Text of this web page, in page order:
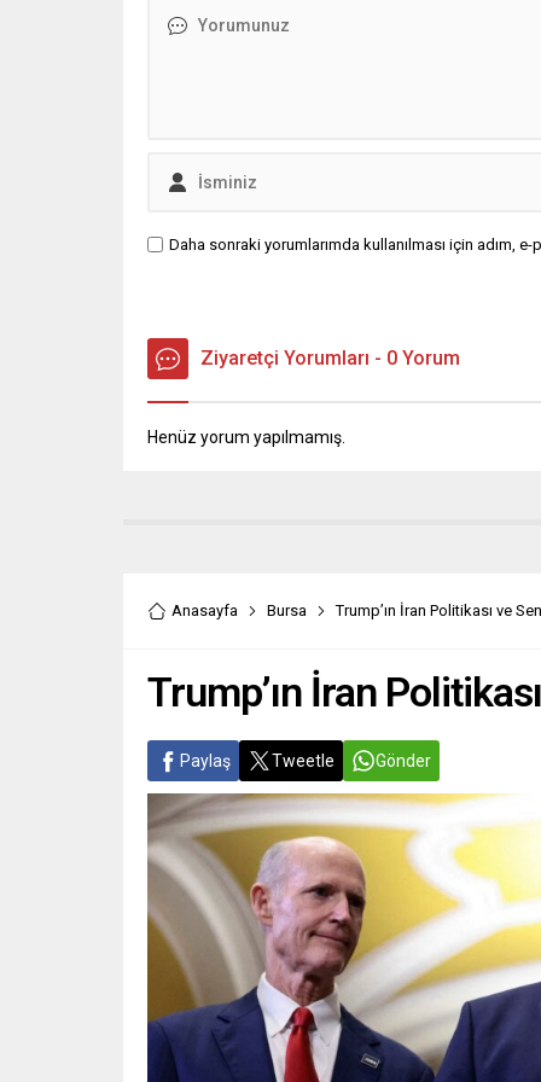
bocce, bilek güreşi,...
Daha sonraki yorumlarımda kullanılması için adım,
Ziyaretçi Yorumları - 0 Yorum
Henüz yorum yapılmamış.
Anasayfa Bursa Trump’ın İran Politikası ve
Trump’ın İran
Paylaş Tweetle Gönder